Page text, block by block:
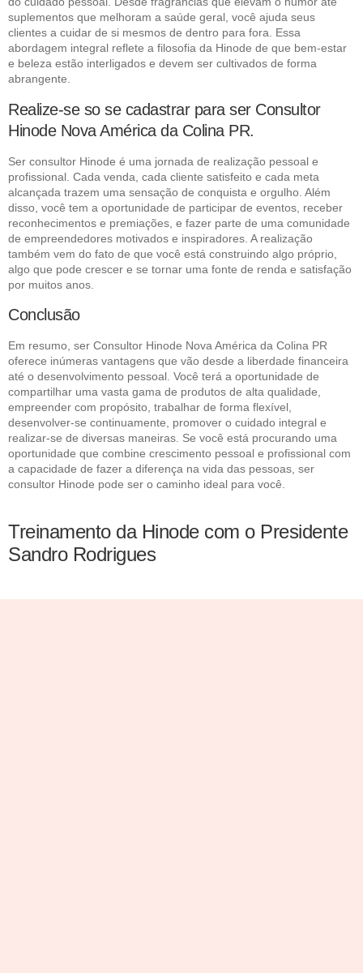
suplementos que melhoram a saúde geral, você ajuda seus
clientes a cuidar de si mesmos de dentro para fora. Essa
abordagem integral reflete a filosofia da Hinode de que bem-estar
e beleza estão interligados e devem ser cultivados de forma
abrangente.
Realize-se so se cadastrar para ser Consultor
Hinode Nova América da Colina PR.
Ser consultor Hinode é uma jornada de realização pessoal e
profissional. Cada venda, cada cliente satisfeito e cada meta
alcançada trazem uma sensação de conquista e orgulho. Além
disso, você tem a oportunidade de participar de eventos, receber
reconhecimentos e premiações, e fazer parte de uma comunidade
de empreendedores motivados e inspiradores. A realização
também vem do fato de que você está construindo algo próprio,
algo que pode crescer e se tornar uma fonte de renda e satisfação
por muitos anos.
Conclusão
Em resumo, ser Consultor Hinode Nova América da Colina PR
oferece inúmeras vantagens que vão desde a liberdade financeira
até o desenvolvimento pessoal. Você terá a oportunidade de
compartilhar uma vasta gama de produtos de alta qualidade,
empreender com propósito, trabalhar de forma flexível,
desenvolver-se continuamente, promover o cuidado integral e
realizar-se de diversas maneiras. Se você está procurando uma
oportunidade que combine crescimento pessoal e profissional com
a capacidade de fazer a diferença na vida das pessoas, ser
consultor Hinode pode ser o caminho ideal para você.
Treinamento da Hinode com o Presidente
Sandro Rodrigues